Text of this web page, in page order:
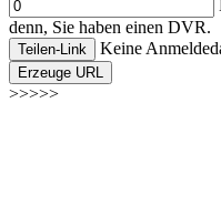
denn, Sie haben einen DVR.
Teilen-Link Keine
Erzeuge URL
>>>>>